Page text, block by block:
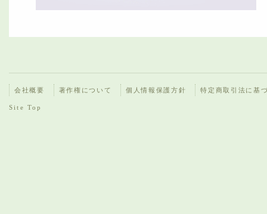
会社概要 著作権について 個人情報保護方針 特定商取引法に基
Site Top